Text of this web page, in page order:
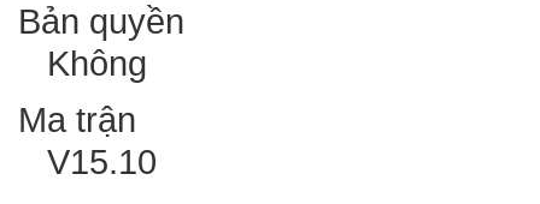
Bản quyền
Không
Ma trận
V15.10